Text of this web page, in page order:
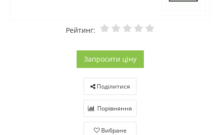
Рейтинг:
Запросити ціну
Поділитися
Порівняння
Вибране